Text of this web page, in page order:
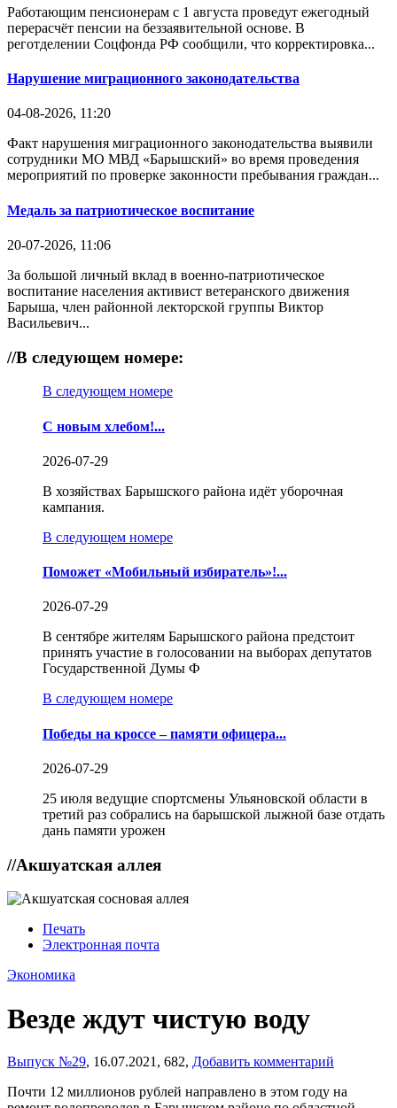
Работающим пенсионерам с 1 августа проведут ежегодный
перерасчёт пенсии на беззаявительной основе. В
реготделении Соцфонда РФ сообщили, что корректировка...
Нарушение миграционного законодательства
04-08-2026, 11:20
Факт нарушения миграционного законодательства выявили
сотрудники МО МВД «Барышский» во время проведения
мероприятий по проверке законности пребывания граждан...
Медаль за патриотическое воспитание
20-07-2026, 11:06
За большой личный вклад в военно-патриотическое
воспитание населения активист ветеранского движения
Барыша, член районной лекторской группы Виктор
Васильевич...
//В следующем номере:
В следующем номере
С новым хлебом!...
2026-07-29
В хозяйствах Барышского района идёт уборочная
кампания.
В следующем номере
Поможет «Мобильный избиратель»!...
2026-07-29
В сентябре жителям Барышского района предстоит
принять участие в голосовании на выборах депутатов
Государственной Думы Ф
В следующем номере
Победы на кроссе – памяти офицера...
2026-07-29
25 июля ведущие спортсмены Ульяновской области в
третий раз собрались на барышской лыжной базе отдать
дань памяти урожен
//Акшуатская аллея
Печать
Электронная почта
Экономика
Везде ждут чистую воду
Выпуск №29, 16.07.2021, 682, Добавить комментарий
Почти 12 миллионов рублей направлено в этом году на